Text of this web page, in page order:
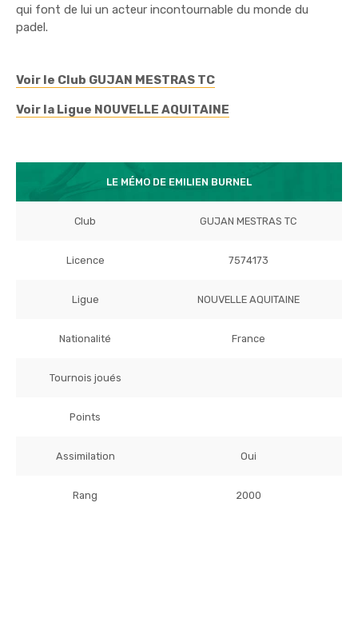
qui font de lui un acteur incontournable du monde du
padel.
Voir le Club GUJAN MESTRAS TC
Voir la Ligue NOUVELLE AQUITAINE
LE MÉMO DE EMILIEN BURNEL
Club GUJAN MESTRAS TC
Licence 7574173
Ligue NOUVELLE AQUITAINE
Nationalité France
Tournois joués
Points
Assimilation Oui
Rang 2000